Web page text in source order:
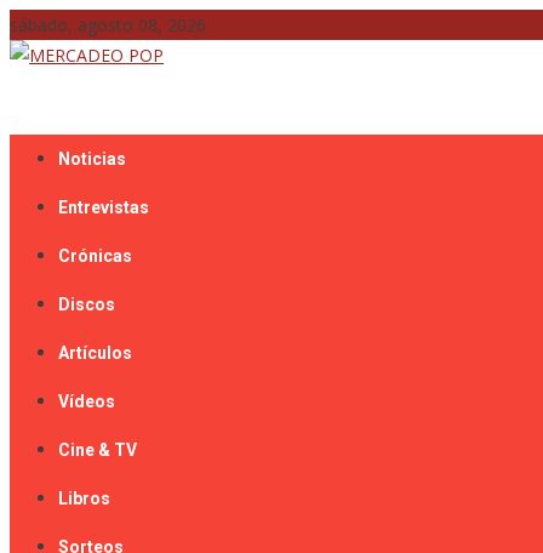
Skip
to
sábado, agosto 08, 2026
Noticias
Entrevistas
Crónicas
Discos
Artículos
Vídeos
Cine & TV
Libros
Sorteos